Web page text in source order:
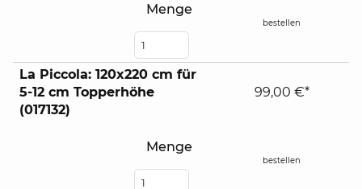
Menge
bestellen
La Piccola: 120x220 cm für
5-12 cm Topperhöhe
(017132)
Menge
99,00 €*
bestellen